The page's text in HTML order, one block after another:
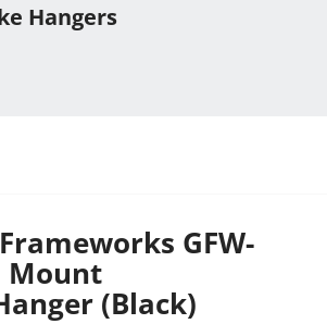
Hangers
GFW-
Mount
(Black)